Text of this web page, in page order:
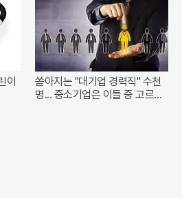
이
쏟아지는 "대기업 경력직" 수천
명... 중소기업은 이들 중 고르면